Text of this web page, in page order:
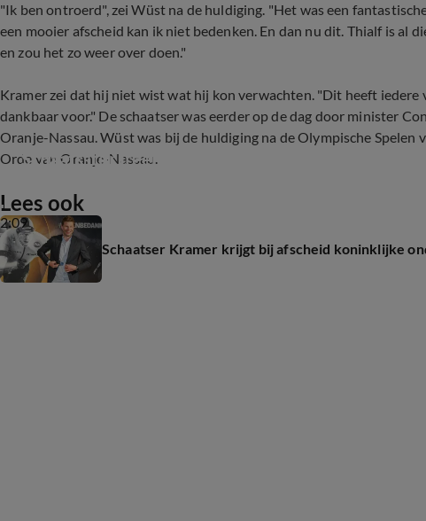
"Ik ben ontroerd", zei Wüst na de huldiging. "Het was een
een mooier afscheid kan ik niet bedenken. En dan nu dit. Thialf is al
en zou het zo weer over doen."
Kramer zei dat hij niet wist wat hij kon verwachten. "Dit heeft
dankbaar voor." De schaatser was eerder op de dag door minister
Oranje-Nassau. Wüst was bij de huldiging na de Olympische
Orde van Oranje-Nassau.
2:09
Schaatsster Ireen Wüst pakt goud
Lees ook
Schaatser Kramer krijgt bij afscheid koninklijke